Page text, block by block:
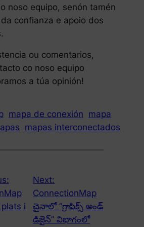
noso equipo, senón tamén
confianza e apoio dos
ou comentarios,
co noso equipo
a túa opinión!
mapa de conexión mapa
mapas interconectados
i
Next:
ConnectionMap
చైనాలో “గ్రాఫిక్స్ అండ్
డిజైన్” విభాగంలో